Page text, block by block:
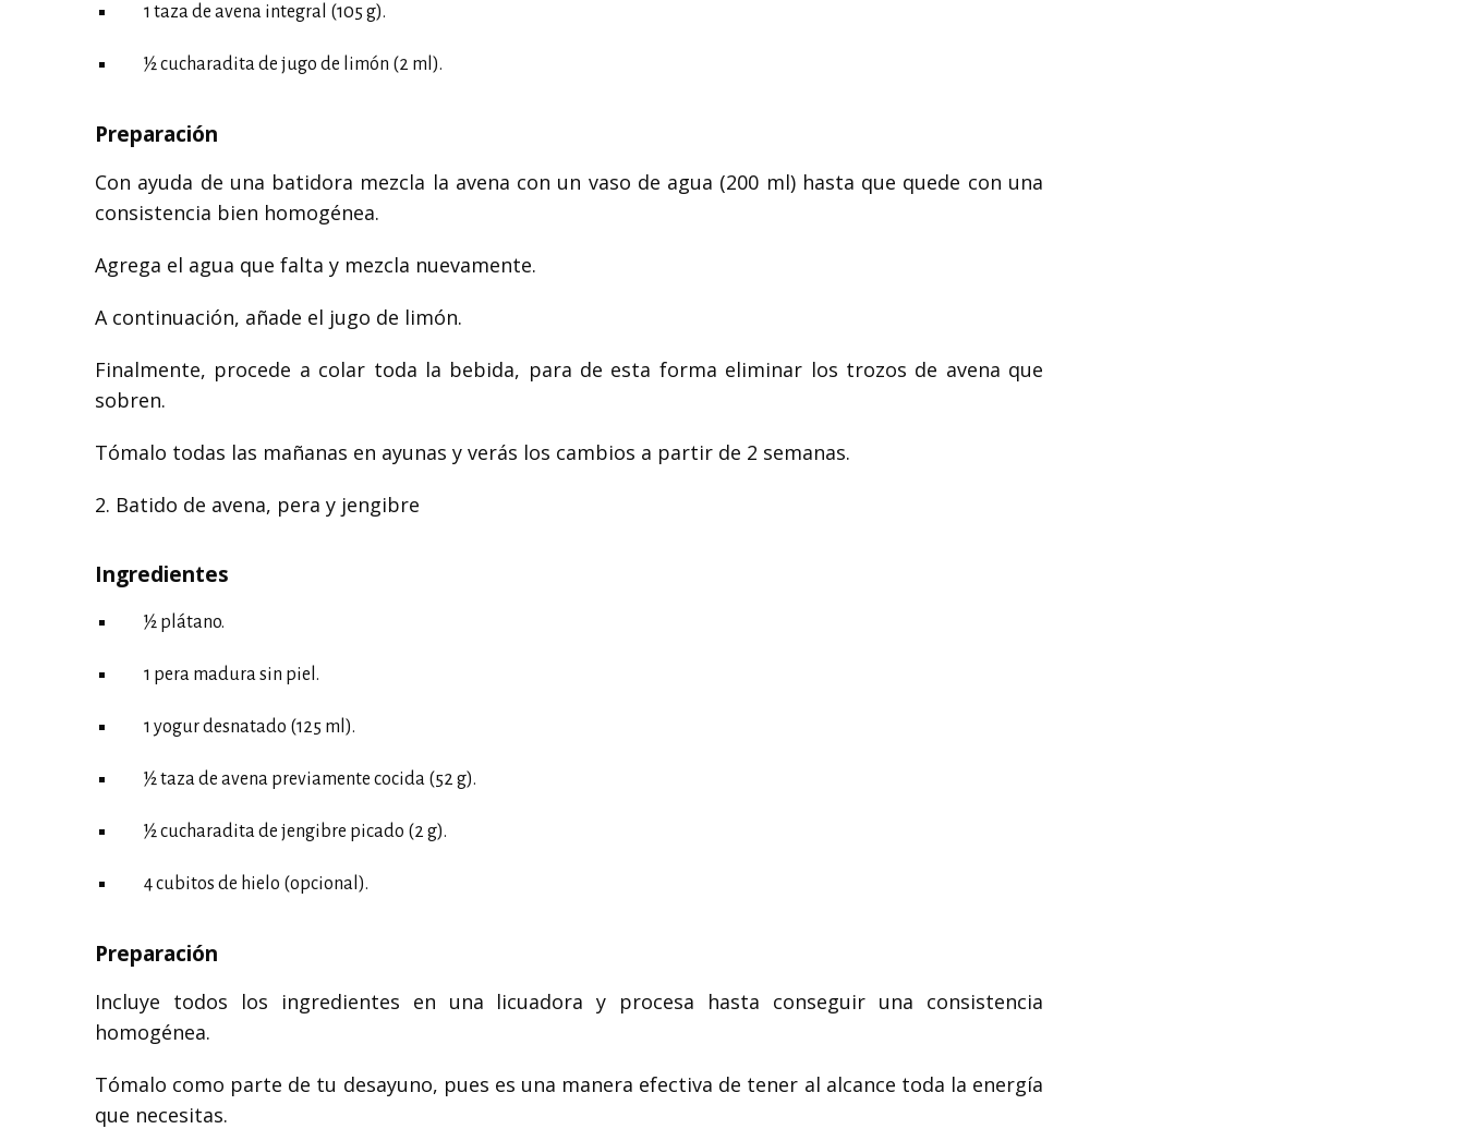
1 taza de avena integral (105 g).
½ cucharadita de jugo de limón (2 ml).
Preparación
Con ayuda de una batidora mezcla la avena con un vaso de agua (200 ml) hasta que quede con una
consistencia bien homogénea.
Agrega el agua que falta y mezcla nuevamente.
A continuación, añade el jugo de limón.
Finalmente, procede a colar toda la bebida, para de esta forma eliminar los trozos de avena que
sobren.
Tómalo todas las mañanas en ayunas y verás los cambios a partir de 2 semanas.
2. Batido de avena, pera y jengibre
Ingredientes
½ plátano.
1 pera madura sin piel.
1 yogur desnatado (125 ml).
½ taza de avena previamente cocida (52 g).
½ cucharadita de jengibre picado (2 g).
4 cubitos de hielo (opcional).
Preparación
Incluye todos los ingredientes en una licuadora y procesa hasta conseguir una consistencia
homogénea.
Tómalo como parte de tu desayuno, pues es una manera efectiva de tener al alcance toda la energía
que necesitas.